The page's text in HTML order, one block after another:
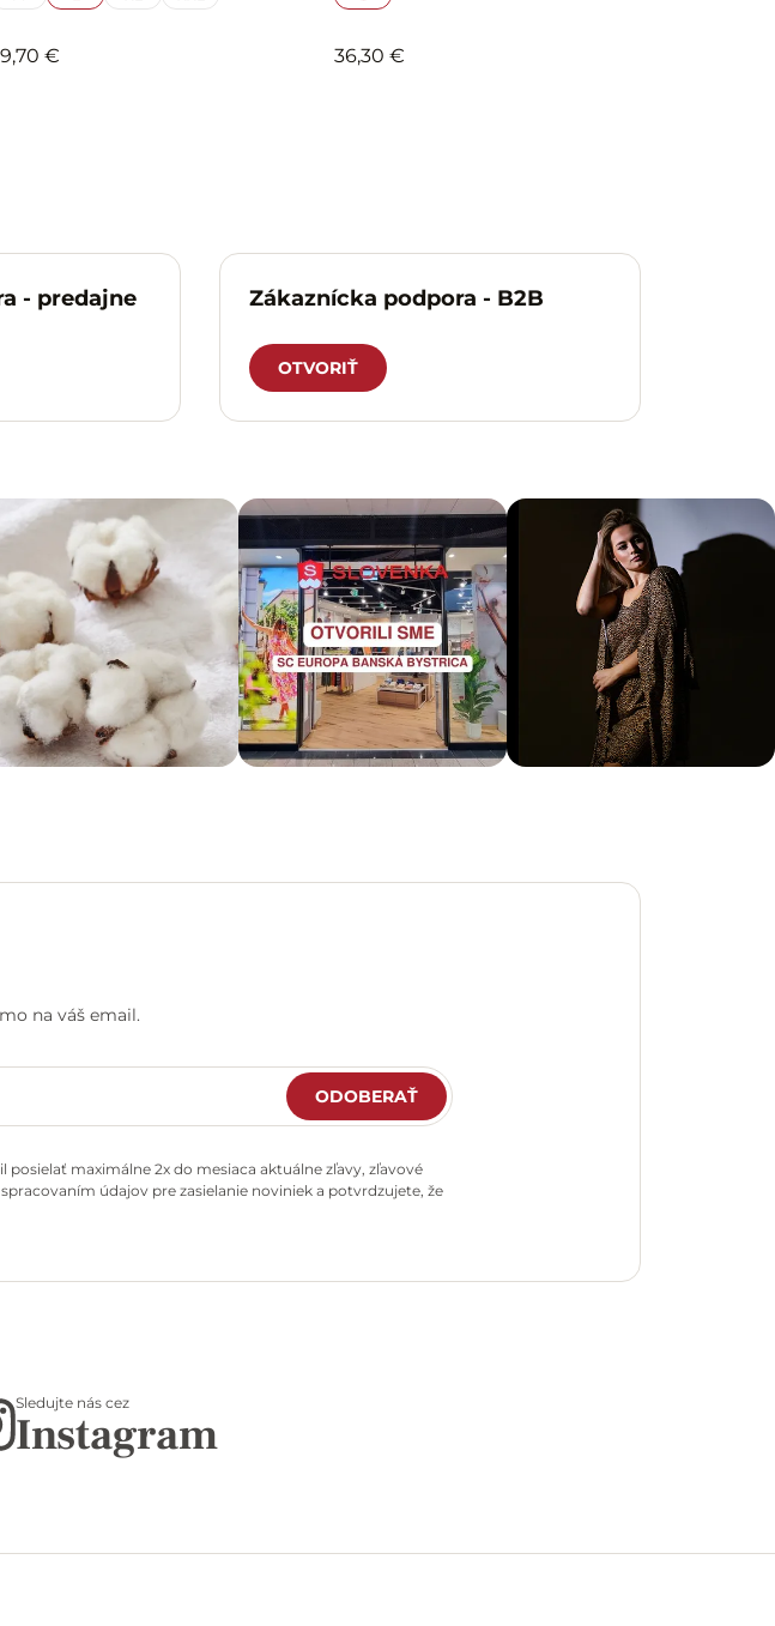
€ 36,30 €
- predajne Zákaznícka podpora - B2B
OTVORIŤ
na váš email.
ODOBERAŤ
maximálne 2x do mesiaca aktuálne zľavy, zľavové
údajov pre zasielanie noviniek a potvrdzujete, že
Sledujte nás cez
Instagram